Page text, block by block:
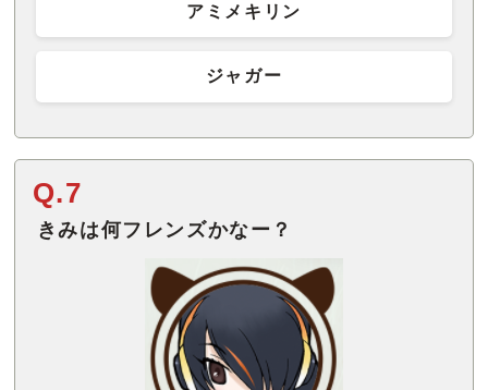
アミメキリン
ジャガー
Q.7
きみは何フレンズかなー？